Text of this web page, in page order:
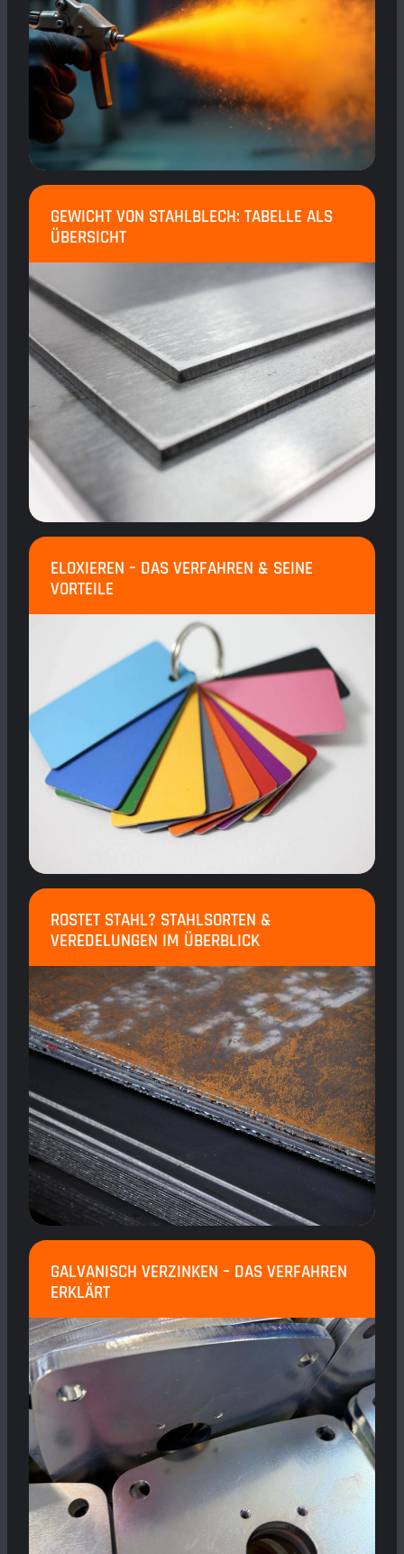
GEWICHT VON STAHLBLECH: TABELLE ALS
ÜBERSICHT
ELOXIEREN – DAS VERFAHREN & SEINE
VORTEILE
ROSTET STAHL? STAHLSORTEN &
VEREDELUNGEN IM ÜBERBLICK
GALVANISCH VERZINKEN – DAS VERFAHREN
ERKLÄRT